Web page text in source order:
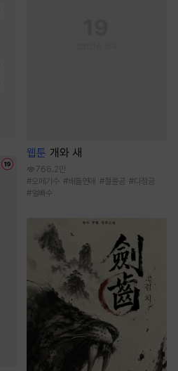
웹툰 개와 새
766.2만
#오메가수 #배틀연애 #절륜공 #다정공
#얼빠수